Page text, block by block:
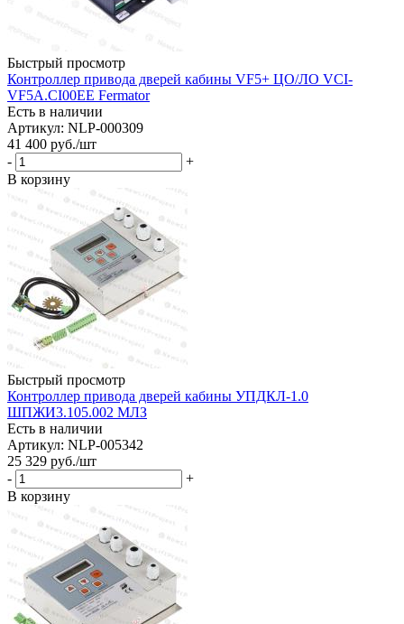
Быстрый просмотр
Контроллер привода дверей кабины VF5+ ЦО/ЛО VCI-
VF5A.CI00EE Fermator
Есть в наличии
Артикул: NLP-000309
41 400 руб./шт
-
+
В корзину
Быстрый просмотр
Контроллер привода дверей кабины УПДКЛ-1.0
ШПЖИ3.105.002 МЛЗ
Есть в наличии
Артикул: NLP-005342
25 329 руб./шт
-
+
В корзину